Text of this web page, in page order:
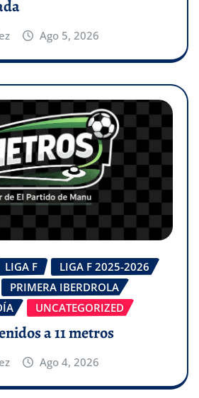
Ago 5, 2026
LIGA F
LIGA F 2025-2026
PRIMERA IBERDROLA
UNCATEGORIZED
a 11 metros
Ago 4, 2026